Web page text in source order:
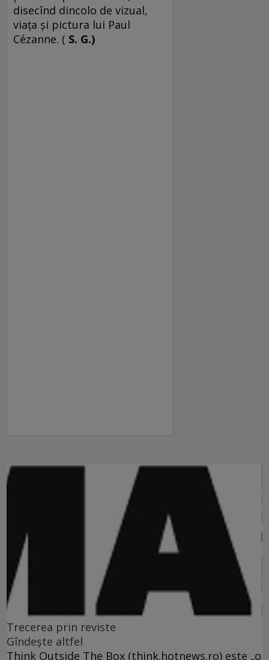
disecînd dincolo de vizual,
viaţa şi pictura lui Paul
Cézanne. ( S. G.)
Trecerea prin reviste
Gîndeşte altfel
Think Outside The Box (think.hotnews.ro) este „o